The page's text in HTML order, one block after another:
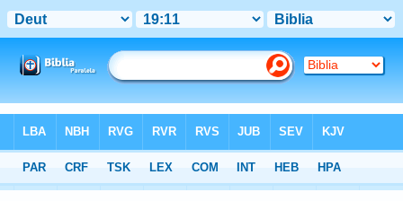
>Deuteronomio >Capítulo 19 > Verso 11